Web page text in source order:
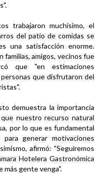
trabajaron muchísimo, el
del patio de comidas se
una satisfacción enorme.
familias, amigos, vecinos fue
que "en estimaciones
que disfrutaron del
demuestra la importancia
nuestro recurso natural
por lo que es fundamental
generar motivaciones
afirmó: "Seguiremos
Hotelera Gastronómica
más gente venga".